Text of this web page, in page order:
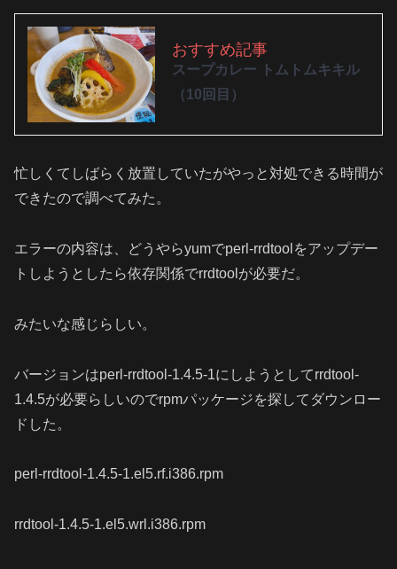
おすすめ記事
スープカレー トムトムキキル
（10回目）
忙しくてしばらく放置していたがやっと対処できる時間が
できたので調べてみた。
エラーの内容は、どうやらyumでperl-rrdtoolをアップデー
トしようとしたら依存関係でrrdtoolが必要だ。
みたいな感じらしい。
バージョンはperl-rrdtool-1.4.5-1にしようとしてrrdtool-
1.4.5が必要らしいのでrpmパッケージを探してダウンロー
ドした。
perl-rrdtool-1.4.5-1.el5.rf.i386.rpm
rrdtool-1.4.5-1.el5.wrl.i386.rpm